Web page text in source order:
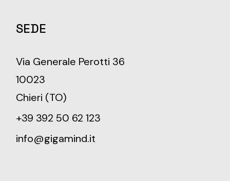
SEDE
Via Generale Perotti 36
10023
Chieri (TO)
+39 392 50 62 123
info@gigamind.it